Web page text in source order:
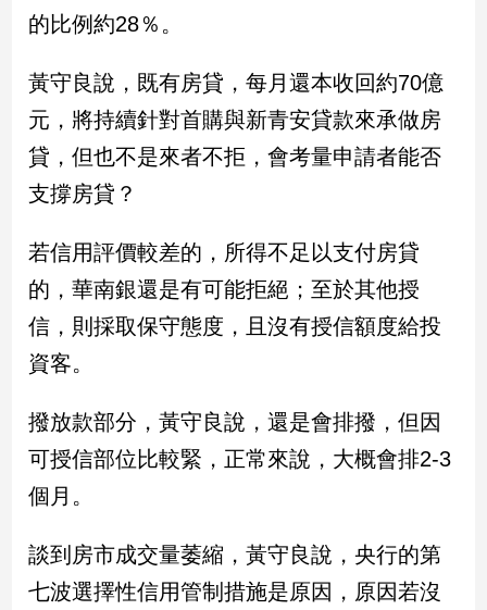
觀
兩
岸/
國
際
地
方
新
冠
病
區
南
台
灣
觀
的比例約28％。
黃守良說，既有房貸，每月還本收回約70億
元，將持續針對首購與新青安貸款來承做房
貸，但也不是來者不拒，會考量申請者能否
支撐房貸？
若信用評價較差的，所得不足以支付房貸
的，華南銀還是有可能拒絕；至於其他授
信，則採取保守態度，且沒有授信額度給投
資客。
撥放款部分，黃守良說，還是會排撥，但因
可授信部位比較緊，正常來說，大概會排2-3
個月。
談到房市成交量萎縮，黃守良說，央行的第
七波選擇性信用管制措施是原因，原因若沒